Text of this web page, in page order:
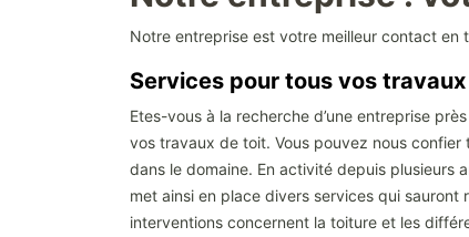
Notre entreprise est votre meilleur contact en
Services pour tous vos
Etes-vous à la recherche d’une entreprise
vos travaux de toit. Vous pouvez nous
dans le domaine. En activité depuis plusieurs
met ainsi en place divers services qui
interventions concernent la toiture et les